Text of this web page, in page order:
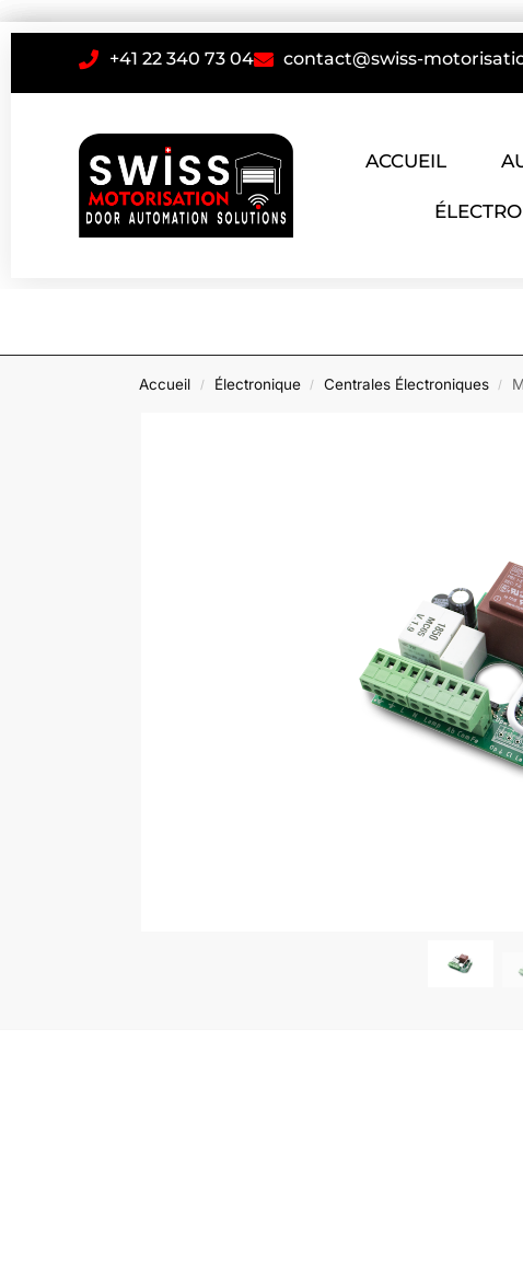
+41 22 340 73 04 contact@swiss-
ACCUEIL
Accueil / Électronique / Centrales Électroniques /